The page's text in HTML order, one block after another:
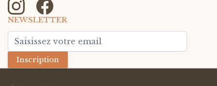
NEWSLETTER
Adresse mail
Inscription